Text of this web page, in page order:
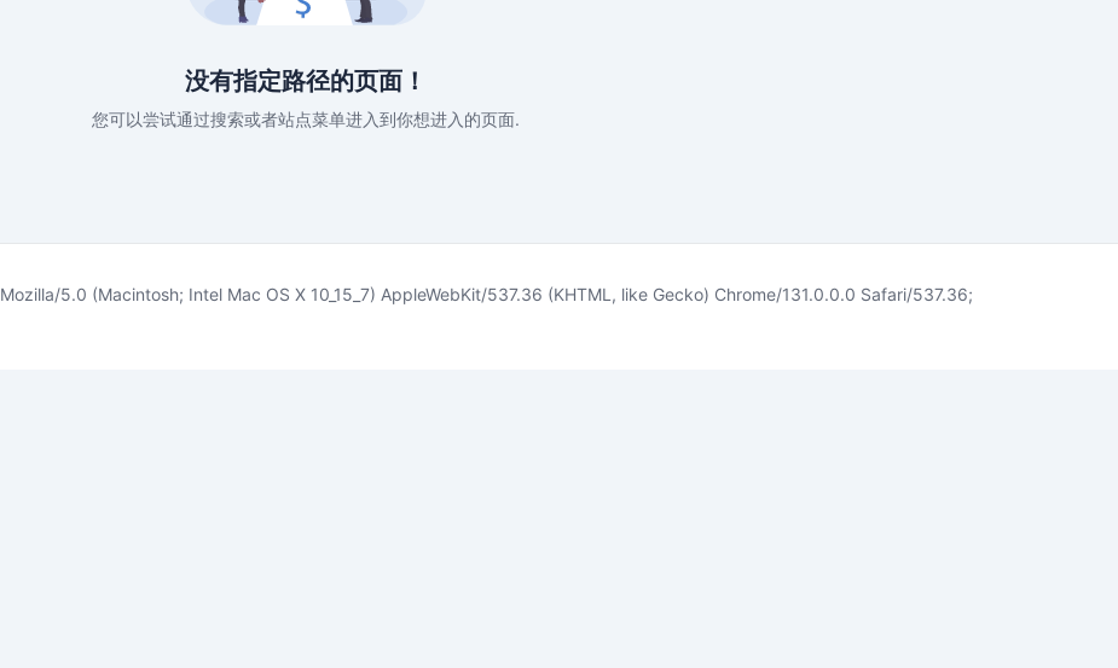
没有指定路径的页面！
您可以尝试通过搜索或者站点菜单进入到你想进入的页面.
Mozilla/5.0 (Macintosh; Intel Mac OS X 10_15_7) AppleWebKit/537.36 (KHTML, like Gecko) Chrome/131.0.0.0 Safari/537.36;